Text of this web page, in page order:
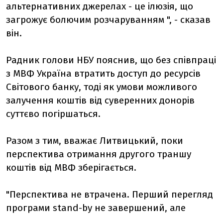
альтернативних джерелах - це ілюзія, що
загрожує болючим розчаруванням ", - сказав
він.
Радник голови НБУ пояснив, що без співпраці
з МВФ Україна втратить доступ до ресурсів
Світового банку, тоді як умови можливого
залучення коштів від суверенних донорів
суттєво погіршаться.
Разом з тим, вважає Литвицький, поки
перспектива отримання другого траншу
коштів від МВФ зберігається.
"Перспектива не втрачена. Перший перегляд
програми stand-by не завершений, але